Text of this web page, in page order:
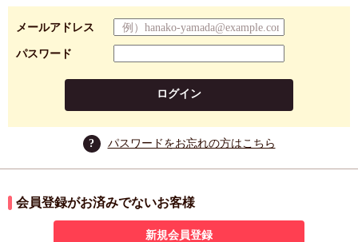
メールアドレス
パスワード
ログイン
? パスワードをお忘れの方はこちら
会員登録がお済みでないお客様
新規会員登録